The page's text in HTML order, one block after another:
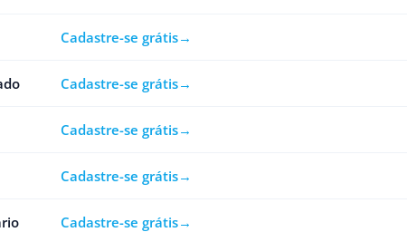
Cadastre-se grátis
Cadastre-se grátis
Cadastre-se grátis
Cadastre-se grátis
Cadastre-se grátis